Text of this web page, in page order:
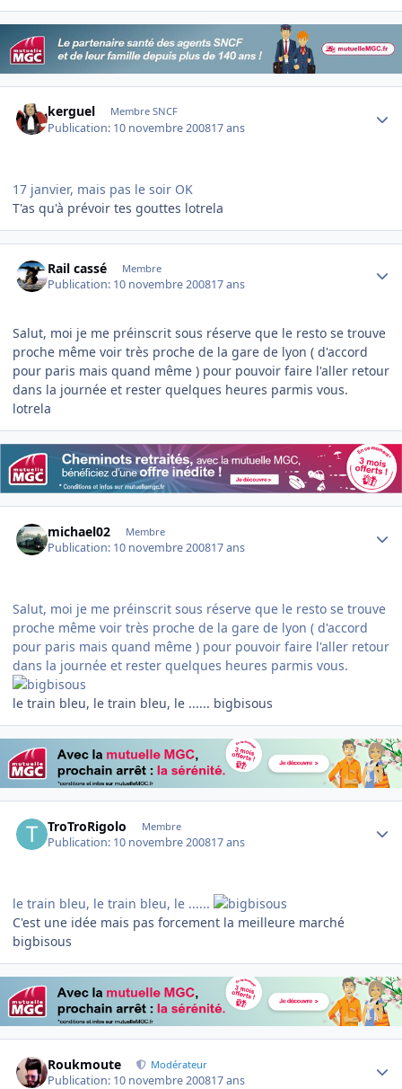
kerguel Membre SNCF
Publication: 10 novembre 200817 ans
17 janvier, mais pas le soir OK
T'as qu'à prévoir tes gouttes lotrela
Rail cassé Membre
Publication: 10 novembre 200817 ans
Salut, moi je me préinscrit sous réserve que le resto se trouve
proche même voir très proche de la gare de lyon ( d'accord
pour paris mais quand même ) pour pouvoir faire l'aller retour
dans la journée et rester quelques heures parmis vous.
lotrela
michael02 Membre
Publication: 10 novembre 200817 ans
Salut, moi je me préinscrit sous réserve que le resto se trouve
proche même voir très proche de la gare de lyon ( d'accord
pour paris mais quand même ) pour pouvoir faire l'aller retour
dans la journée et rester quelques heures parmis vous.
le train bleu, le train bleu, le ...... bigbisous
TroTroRigolo Membre
Publication: 10 novembre 200817 ans
le train bleu, le train bleu, le ......
C'est une idée mais pas forcement la meilleure marché
bigbisous
Roukmoute Modérateur
Publication: 10 novembre 200817 ans